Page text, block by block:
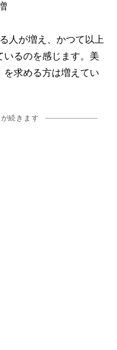
人が増え、かつて以上
いるのを感じます。美
を求める方は増えてい
続きます